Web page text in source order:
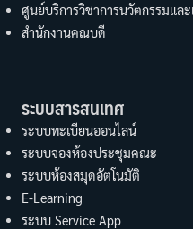
ศูนย์บริการวิชาการนวัตกรรมและ
สำนักงานคณบดี
ระบบสารสนเทศ
ระบบทะเบียนออนไลน์
ระบบจองห้องประชุมคณะ
ระบบห้องสมุดอัตโนมัติ
E-Learning
ระบบ Service App